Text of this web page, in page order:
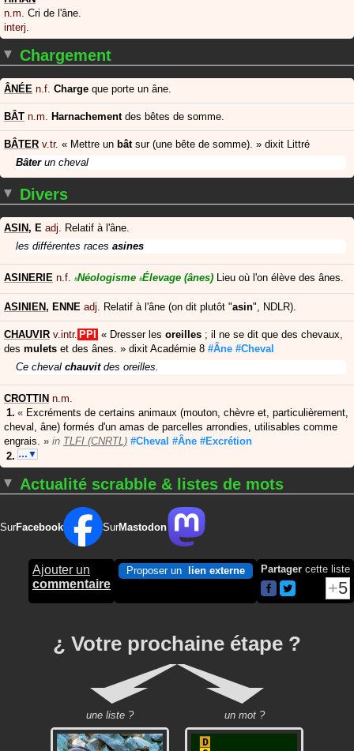
n.m. Cri de l'âne.
interj.
Chargement
ÂNÉE n.f. Charge que porte un âne.
BÂT n.m. Harnachementdes bêtes de somme.
BÂTER v.tr. « Mettre un bâtsur (une bête de somme). » dixit Littré
Bâterun cheval
Divers
ASIN, E adj.
Relatif à l'âne.
les différentes races asines
ASINERIE n.f. #Néologisme #Élevage (ânes) Lieu où l'on élève des ânes.
ASINIEN, ENNE adj. Relatif à l'âne (on dit plutôt "asin", NDLR).
CHAUVIR v.intr. PPI « Dresser les oreilles ; il ne se dit que des chevaux,
des mulets et des ânes. » dixit Académie 8 #Âne #Cheval
Ce cheval chauvitdes oreilles.
CROTTIN n.m.
« Excréments de certains animaux (mouton, chèvre et, particulièrement,
cheval, âne) formés d'un amas de parcelles arrondies, utilisables comme
engrais. » in TLFI (CNRTL) #Cheval #Âne #Excrétion
…▼
Actualité scrabble & listes de mots
SurFacebook SurMastodon
Ajouter un
commentaire
Proposer un lien externe Partager cette liste
5
¿ Votre prochaine étape ?
une liste ? un mot ?